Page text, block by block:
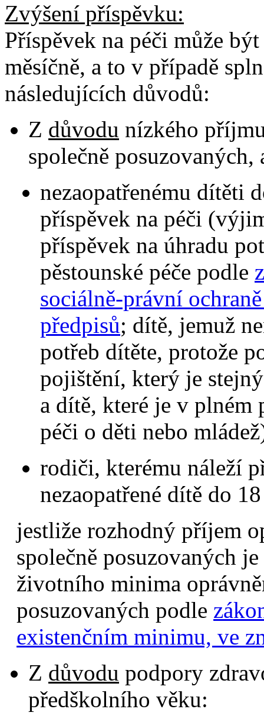
Zvýšení příspěvku:
Příspěvek na péči může
měsíčně, a to v případě
následujících důvodů:
Z důvodu nízkého
společně posuzovaných,
nezaopatřenému dítěti
příspěvek na péči
příspěvek na úhradu
pěstounské péče podle
sociálně-právní
předpisů; dítě, jemuž
potřeb dítěte, protože
pojištění, který je
a dítě, které je v plném
péči o děti nebo
rodiči, kterému náleží
nezaopatřené dítě do
jestliže rozhodný příjem
společně posuzovaných
životního minima
posuzovaných podle
existenčním minimu, ve
Z důvodu podpory
předškolního věku: